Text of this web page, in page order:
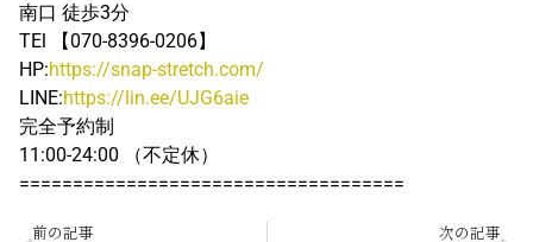
南口 徒歩3分
TEl 【070-8396-0206】
HP:https://snap-stretch.com/
LINE:https://lin.ee/UJG6aie
完全予約制
11:00-24:00 （不定休）
====================================
前の記事 次の記事